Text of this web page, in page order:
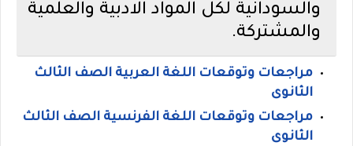
والسودانية لكل المواد الادبية والعلمية
والمشتركة.
مراجعات وتوقعات اللغة العربية الصف الثالث
الثانوى
مراجعات وتوقعات اللغة الفرنسية الصف الثالث
الثانوى